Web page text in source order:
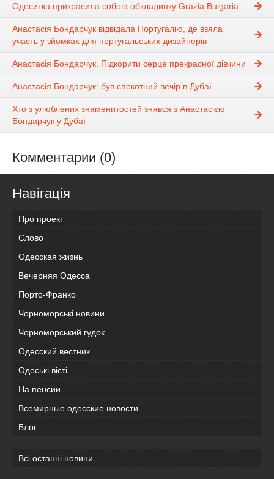
Одеситка прикрасила собою обкладинку Grazia Bulgaria
Анастасія Бондарчук відвідала Португалію, де взяла
участь у зйомках для португальських дизайнерів
Анастасія Бондарчук. Підкорити серце прекрасної дівчини
Анастасія Бондарчук: був спекотний вечір в Дубаї…
Хто з улюблених знаменитостей знявся з Анастасією
Бондарчук у Дубаї
Комментарии (0)
Навігація
Про проект
Слово
Одесская жизнь
Вечерняя Одесса
Порто-Франко
Чорноморські новини
Чорноморський гудок
Одесский вестник
Одеськi вiстi
На пенсии
Всемирные одесские новости
Блог
Всі останні новини